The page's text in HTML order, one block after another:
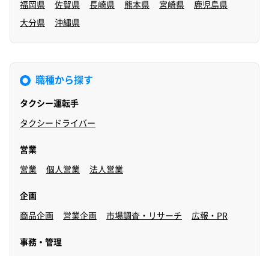
福岡県 佐賀県 長崎県 熊本県 宮崎県 鹿児島県
大分県 沖縄県
職種から探す
タクシー運転手
タクシードライバー
営業
営業 個人営業 法人営業
企画
商品企画 営業企画 市場調査・リサーチ 広報・PR
事務・管理